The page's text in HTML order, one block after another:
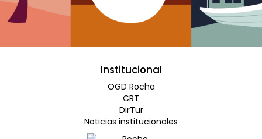
Institucional
OGD Rocha
CRT
DirTur
Noticias institucionales